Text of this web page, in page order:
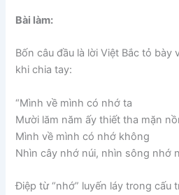
Bài làm:
Bốn câu đầu là lời Việt Bắc tỏ
khi chia tay:
“Mình về mình có nhớ ta
Mười lăm năm ấy thiết tha mặn
Mình về mình có nhớ không
Nhìn cây nhớ núi, nhìn sông nhớ
Điệp từ “nhớ” luyến láy trong cấu